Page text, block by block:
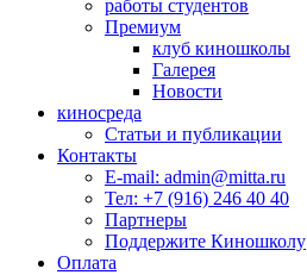
работы студентов
Премиум
клуб киношколы
Галерея
Новости
киносреда
Статьи и публикации
Контакты
E-mail: admin@mitta.ru
Тел: +7 (916) 246 40 40
Партнеры
Поддержите Киношколу
Оплата